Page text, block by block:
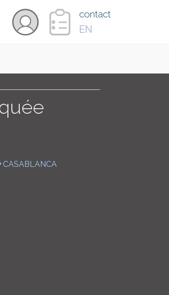
contact
EN
COLLECTIONS
CASABLANCA